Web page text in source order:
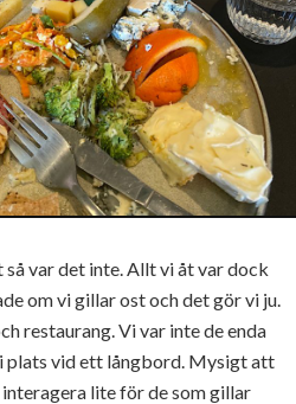
var det inte. Allt vi åt var dock
om vi gillar ost och det gör vi ju.
restaurang. Vi var inte de enda
plats vid ett långbord. Mysigt att
lite för de som gillar